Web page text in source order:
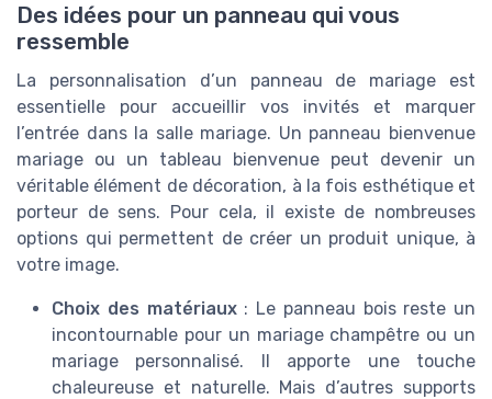
Des idées pour un panneau qui vous
ressemble
La personnalisation d’un panneau de mariage est
essentielle pour accueillir vos invités et marquer
l’entrée dans la salle mariage. Un panneau bienvenue
mariage ou un tableau bienvenue peut devenir un
véritable élément de décoration, à la fois esthétique et
porteur de sens. Pour cela, il existe de nombreuses
options qui permettent de créer un produit unique, à
votre image.
Choix des matériaux: Le panneau bois reste un
incontournable pour un mariage champêtre ou un
mariage personnalisé. Il apporte une touche
chaleureuse et naturelle. Mais d’autres supports